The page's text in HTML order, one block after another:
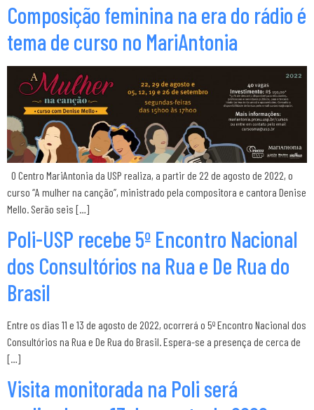
Composição feminina na era do rádio é
tema de curso no MariAntonia
O Centro MariAntonia da USP realiza, a partir de 22 de agosto de 2022, o
curso “A mulher na canção”, ministrado pela compositora e cantora Denise
Mello. Serão seis […]
Poli-USP recebe 5º Encontro Nacional
dos Consultórios na Rua e De Rua do
Brasil
Entre os dias 11 e 13 de agosto de 2022, ocorrerá o 5º Encontro Nacional dos
Consultórios na Rua e De Rua do Brasil. Espera-se a presença de cerca de
[…]
Visita monitorada na Poli será